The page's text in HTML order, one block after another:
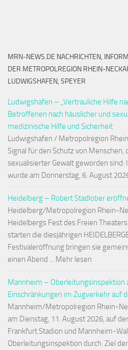
MRN-NEWS.DE NACHRICHTEN,
DER METROPOLREGION RHEIN-
LUDWIGSHAFEN, SPEYER
Ludwigshafen – „Vertrauliche Hilfe
Betroffenen nach häuslicher und
medizinische Hilfe und Sicherheit
Ludwigshafen / Metropolregion
Signal für den Schutz von Menschen,
sexualisierter Gewalt geworden sind:
wurde am Donnerstag, 6. August
Heidelberg – Robert Stadlober
Heidelberg/Metropolregion Rhein-
Heidelbergs Fest des Freien
starten die diesjährigen
Festivaleröffnung bringen sie
einen Abend ... Mehr lesen
Mannheim – Oberleitungsinspektion
Einschränkungen im Zugverkehr auf
Mannheim/Metropolregion Rhein-
am Dienstag, 11. August 2026, auf
Frankfurt Stadion und Mannheim-
Oberleitungsinspektion durch. Ziel